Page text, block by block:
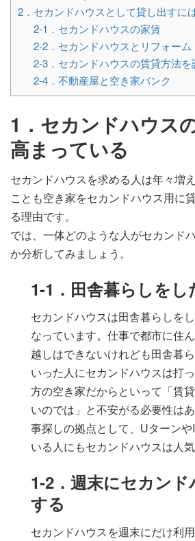
2．セカンドハウスとして貸し出すに
2-1．セカンドハウスの家賃
2-2．セカンドハウスとリフォーム
2-3．セカンドハウスの賃貸方法を
2-4．不動産屋と空き家バンク
1．セカンドハウス
高まっている
セカンドハウスを求める人は年々増
ことも空き家をセカンドハウス用に
る理由です。
では、一体どのような人がセカンド
か分析してみましょう。
1-1．田舎暮らしをし
セカンドハウスは田舎暮らしを
なっています。仕事で都市に住
越しはできないけれども田舎暮
いった人にセカンドハウスは打
方の空き家だからといって「賃
いのでは」と不安がる必要性は
事探しの拠点として、Uターン
いる人にもセカンドハウスは人気
1-2．週末にセカン
する
セカンドハウスを週末にだけ利